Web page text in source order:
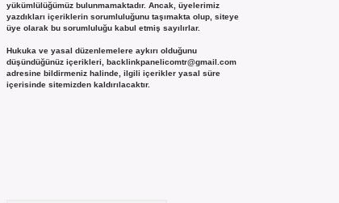
yükümlülüğümüz bulunmamaktadır. Ancak, üyelerimiz
yazdıkları içeriklerin sorumluluğunu taşımakta olup, siteye
üye olarak bu sorumluluğu kabul etmiş sayılırlar.
Hukuka ve yasal düzenlemelere aykırı olduğunu
düşündüğünüz içerikleri, backlinkpanelicomtr@gmail.com
adresine bildirmeniz halinde, ilgili içerikler yasal süre
içerisinde sitemizden kaldırılacaktır.